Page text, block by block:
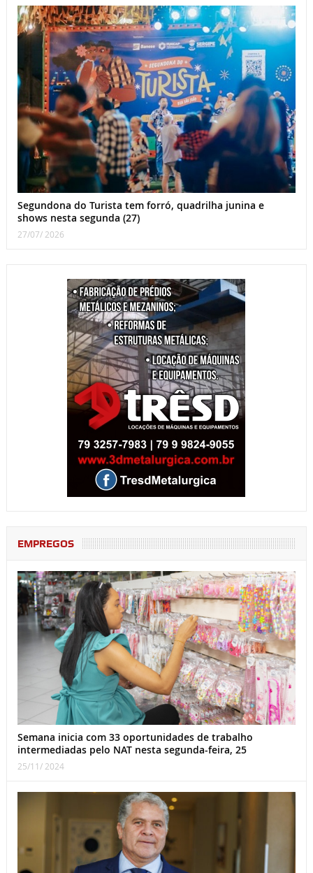
Segundona do Turista tem forró, quadrilha junina e
shows nesta segunda (27)
27/07/ 2026
EMPREGOS
Semana inicia com 33 oportunidades de trabalho
intermediadas pelo NAT nesta segunda-feira, 25
25/11/ 2024